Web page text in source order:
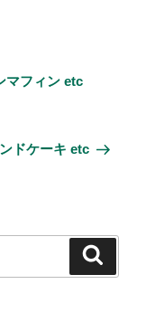
マフィン etc
ドケーキ etc